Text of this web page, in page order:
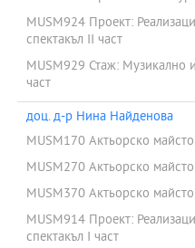
MUSM924 Проект:
спектакъл II част
MUSM929 Стаж: Музикално
част
доц. д-р Нина Найденова
MUSM170 Актьорско
MUSM270 Актьорско
MUSM370 Актьорско
MUSM914 Проект:
спектакъл I част